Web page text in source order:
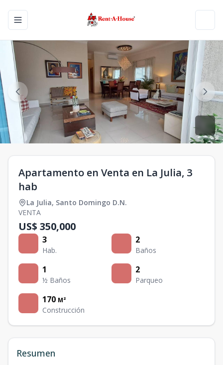
Toggle navigation menu
Apartamento en Venta en La Julia, 3
hab
La Julia, Santo Domingo D.N.
VENTA
US$ 350,000
3
Hab.
2
Baños
1
½ Baños
2
Parqueo
170 M²
Construcción
Resumen